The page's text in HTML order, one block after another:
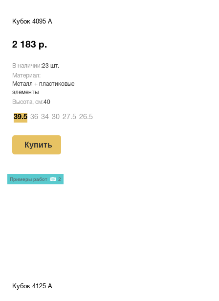
Кубок 4095 A
2 183 р.
В наличии:23 шт.
Материал:
Металл + пластиковые
элементы
Высота, см:40
39.5 36 34 30 27.5 26.5
Купить
Кубок 4125 A
Примеры работ 2